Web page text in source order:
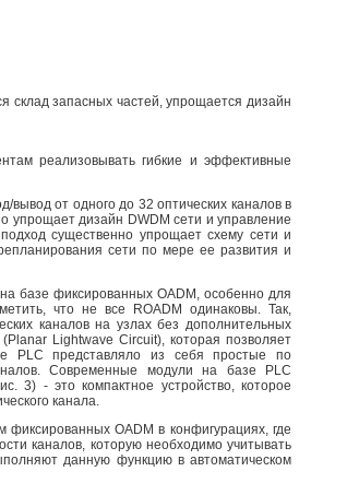
склад запасных частей, упрощается дизайн
реализовывать гибкие и эффективные
от одного до 32 оптических каналов в
упрощает дизайн DWDM сети и управление
существенно упрощает схему сети и
сети по мере ее развития и
базе фиксированных OADM, особенно для
что не все ROADM одинаковы. Так,
каналов на узлах без дополнительных
Lightwave Circuit), которая позволяет
PLC представляло из себя простые по
Современные модули на базе PLC
3) - это компактное устройство, которое
канала.
OADM в конфигурациях, где
каналов, которую необходимо учитывать
данную функцию в автоматическом